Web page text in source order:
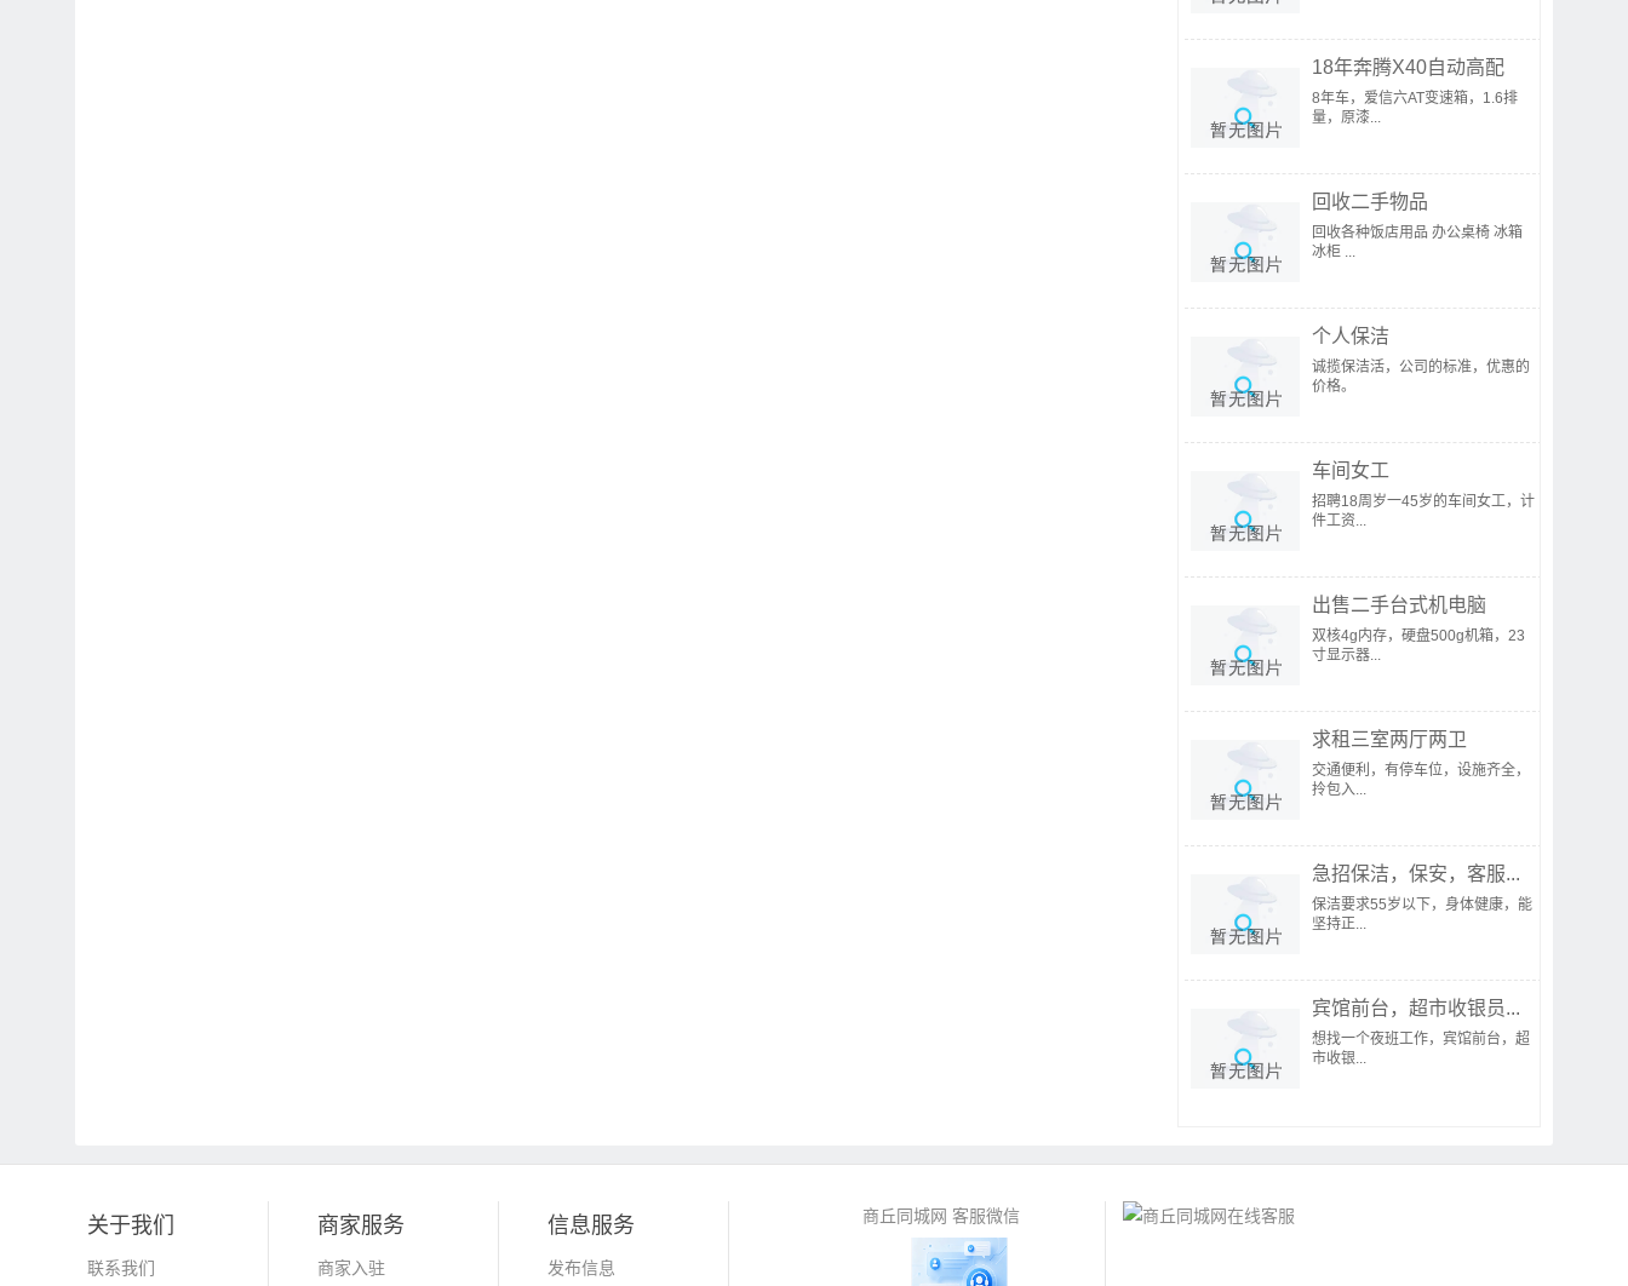
18年奔腾X40自动高配
8年车，爱信六AT变速箱，1.6排
量，原漆...
回收二手物品
回收各种饭店用品 办公桌椅 冰箱
冰柜 ...
个人保洁
诚揽保洁活，公司的标准，优惠的
价格。
车间女工
招聘18周岁一45岁的车间女工，计
件工资...
出售二手台式机电脑
双核4g内存，硬盘500g机箱，23
寸显示器...
求租三室两厅两卫
交通便利，有停车位，设施齐全，
拎包入...
急招保洁，保安，客服...
保洁要求55岁以下，身体健康，能
坚持正...
宾馆前台，超市收银员...
想找一个夜班工作，宾馆前台，超
市收银...
关于我们
联系我们
商家服务
商家入驻
信息服务
发布信息
商丘同城网 客服微信